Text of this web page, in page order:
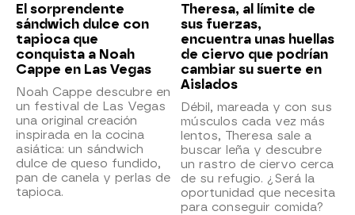
El sorprendente
sándwich dulce con
tapioca que
conquista a Noah
Cappe en Las Vegas
Noah Cappe descubre en
un festival de Las Vegas
una original creación
inspirada en la cocina
asiática: un sándwich
dulce de queso fundido,
pan de canela y perlas de
tapioca.
Theresa, al límite de
sus fuerzas,
encuentra unas huellas
de ciervo que podrían
cambiar su suerte en
Aislados
Débil, mareada y con sus
músculos cada vez más
lentos, Theresa sale a
buscar leña y descubre
un rastro de ciervo cerca
de su refugio. ¿Será la
oportunidad que necesita
para conseguir comida?